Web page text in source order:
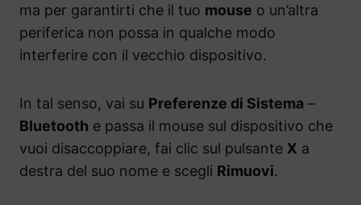
ma per garantirti che il tuo mouse o un’altra
periferica non possa in qualche modo
interferire con il vecchio dispositivo.
In tal senso, vai su Preferenze di Sistema –
Bluetooth e passa il mouse sul dispositivo che
vuoi disaccoppiare, fai clic sul pulsante X a
destra del suo nome e scegli Rimuovi.